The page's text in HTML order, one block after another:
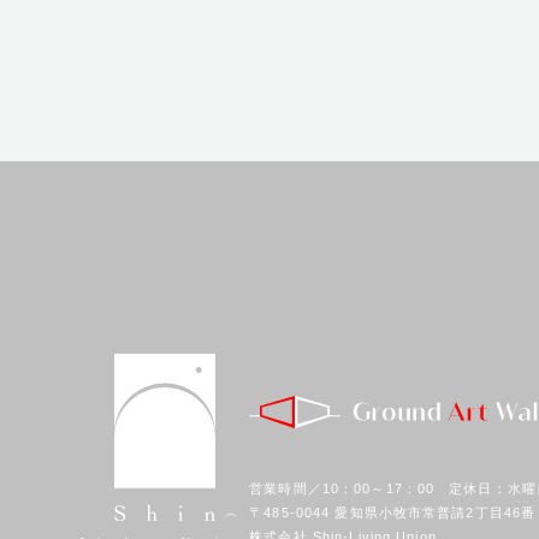
営業時間／10：00～17：00 定休日：水曜
〒485-0044 愛知県小牧市常普請2丁目46番